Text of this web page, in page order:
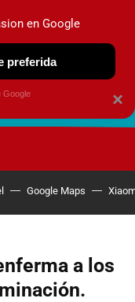
Google Maps
a los
×
en Google
preferida
Google